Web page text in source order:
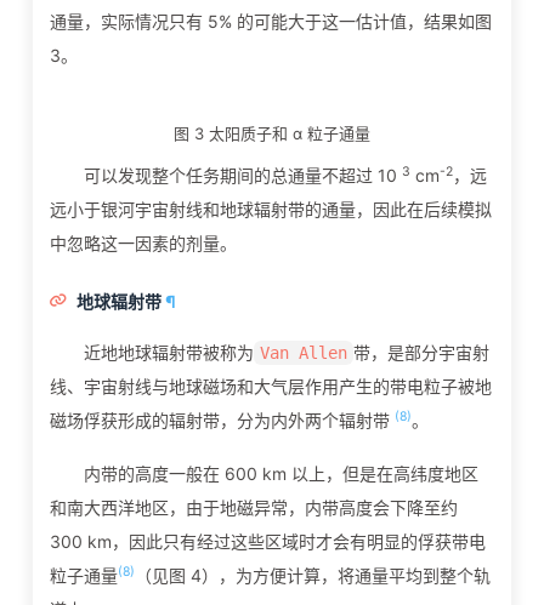
通量，实际情况只有 5% 的可能大于这一估计值，结果如图
3。
图 3 太阳质子和 α 粒子通量
可以发现整个任务期间的总通量不超过 10 3 cm-2，远
远小于银河宇宙射线和地球辐射带的通量，因此在后续模拟
中忽略这一因素的剂量。
地球辐射带¶
近地地球辐射带被称为 Van Allen 带，是部分宇宙射
线、宇宙射线与地球磁场和大气层作用产生的带电粒子被地
磁场俘获形成的辐射带，分为内外两个辐射带 (8)。
内带的高度一般在 600 km 以上，但是在高纬度地区
和南大西洋地区，由于地磁异常，内带高度会下降至约
300 km，因此只有经过这些区域时才会有明显的俘获带电
粒子通量(8)
（见图 4），为方便计算，将通量平均到整个轨